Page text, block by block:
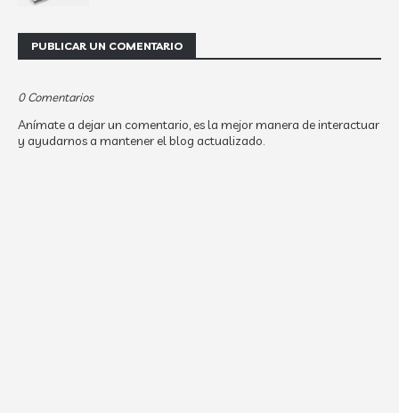
PUBLICAR UN COMENTARIO
0 Comentarios
Anímate a dejar un comentario, es la mejor manera de interactuar
y ayudarnos a mantener el blog actualizado.